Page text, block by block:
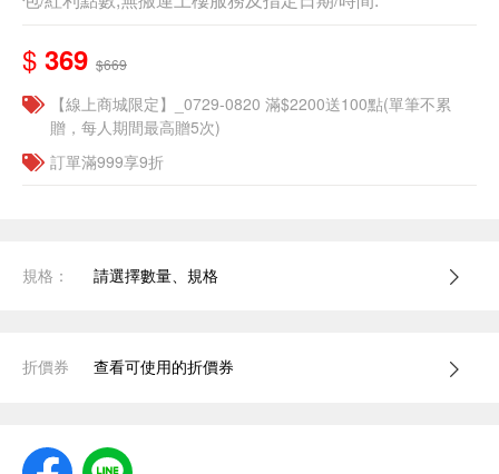
$ 369 $669
【線上商城限定】_0729-0820 滿$2200送100點(單筆不累
贈，每人期間最高贈5次)
訂單滿999享9折
規格： 請選擇數量、規格
折價券 查看可使用的折價券